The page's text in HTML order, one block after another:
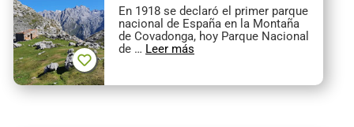
En 1918 se declaró el primer parque
nacional de España en la Montaña
de Covadonga, hoy Parque Nacional
de … Leer más